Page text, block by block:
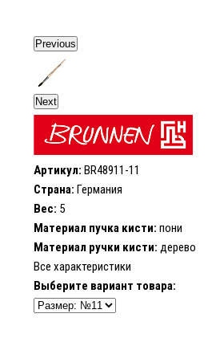
Previous
Next
Артикул: BR48911-11
Страна: Германия
Вес: 5
Материал пучка кисти: пони
Материал ручки кисти: дерево
Все характеристики
Выберите вариант товара: